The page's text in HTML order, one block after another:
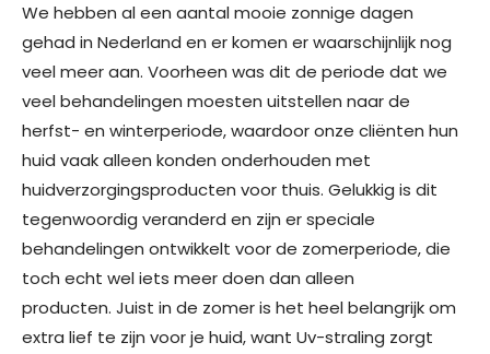
We hebben al een aantal mooie zonnige dagen
gehad in Nederland en er komen er waarschijnlijk nog
veel meer aan. Voorheen was dit de periode dat we
veel behandelingen moesten uitstellen naar de
herfst- en winterperiode, waardoor onze cliënten hun
huid vaak alleen konden onderhouden met
huidverzorgingsproducten voor thuis. Gelukkig is dit
tegenwoordig veranderd en zijn er speciale
behandelingen ontwikkelt voor de zomerperiode, die
toch echt wel iets meer doen dan alleen
producten. Juist in de zomer is het heel belangrijk om
extra lief te zijn voor je huid, want Uv-straling zorgt